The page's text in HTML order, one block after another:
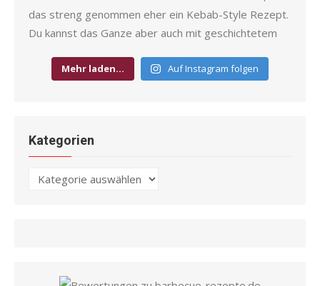
Mehr laden… Auf Instagram folgen
Kategorien
Kategorien